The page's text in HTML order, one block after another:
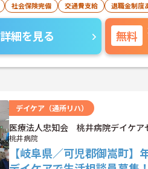
社会保険完備 交通費支給 退職金制度
詳細を見る 無料
デイケア（通所リハ）
医療法人忠知会 桃井病院デイケア
桃井病院
【岐阜県／可児郡御嵩町